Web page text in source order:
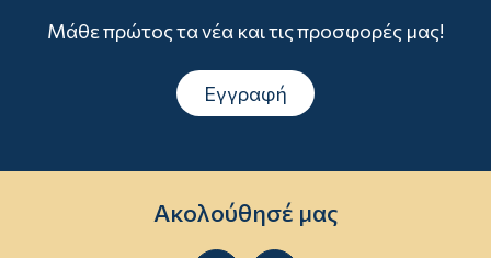
Μάθε πρώτος τα νέα και τις προσφορές μας!
Εγγραφή
Ακολούθησέ μας